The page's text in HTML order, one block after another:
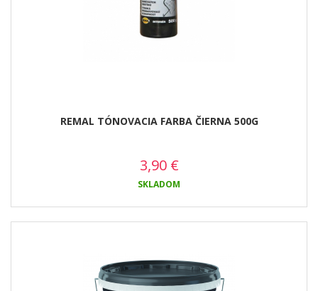
REMAL TÓNOVACIA FARBA ČIERNA 500G
3,90 €
SKLADOM